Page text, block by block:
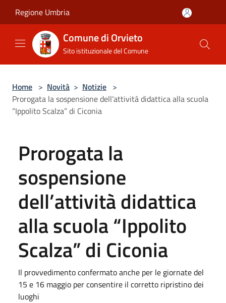
Regione Umbria
Comune di Orvieto
Sito istituzionale del Comune
Home > Novità > Notizie >
Prorogata la sospensione dell’attività didattica alla scuola
“Ippolito Scalza” di Ciconia
Prorogata la
sospensione
dell’attività didattica
alla scuola “Ippolito
Scalza” di Ciconia
Il provvedimento confermato anche per le giornate del
15 e 16 maggio per consentire il corretto ripristino dei
luoghi